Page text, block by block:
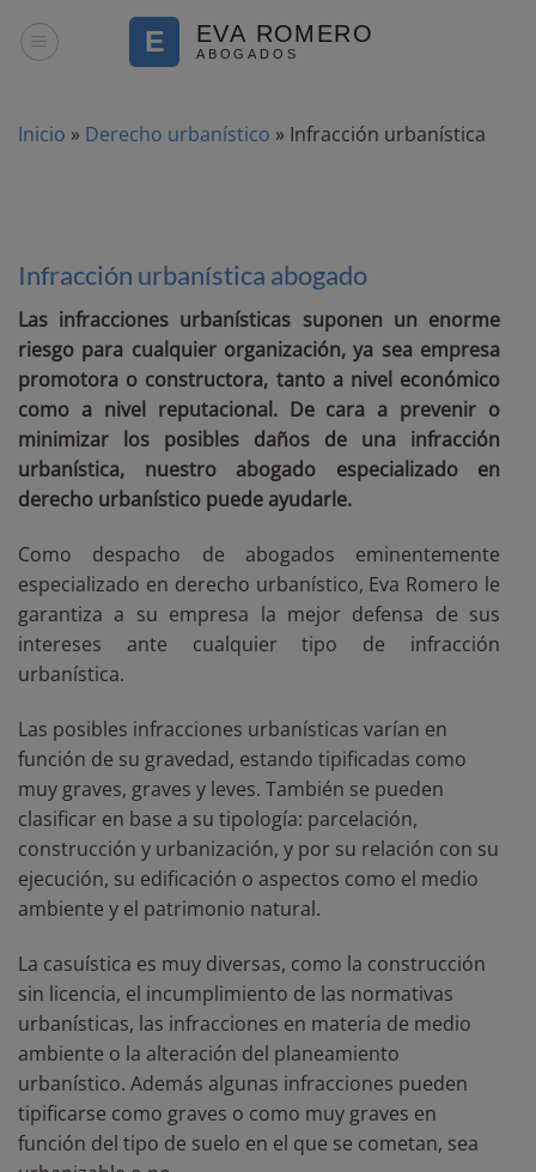
Inicio » Derecho urbanístico » Infracción urbanística
Infracción urbanística abogado
Las infracciones urbanísticas suponen un enorme
riesgo para cualquier organización, ya sea empresa
promotora o constructora, tanto a nivel económico
como a nivel reputacional. De cara a prevenir o
minimizar los posibles daños de una infracción
urbanística, nuestro abogado especializado en
derecho urbanístico puede ayudarle.
Como despacho de abogados eminentemente
especializado en derecho urbanístico, Eva Romero le
garantiza a su empresa la mejor defensa de sus
intereses ante cualquier tipo de infracción
urbanística.
Las posibles infracciones urbanísticas varían en
función de su gravedad, estando tipificadas como
muy graves, graves y leves. También se pueden
clasificar en base a su tipología: parcelación,
construcción y urbanización, y por su relación con su
ejecución, su edificación o aspectos como el medio
ambiente y el patrimonio natural.
La casuística es muy diversas, como la construcción
sin licencia, el incumplimiento de las normativas
urbanísticas, las infracciones en materia de medio
ambiente o la alteración del planeamiento
urbanístico. Además algunas infracciones pueden
tipificarse como graves o como muy graves en
función del tipo de suelo en el que se cometan, sea